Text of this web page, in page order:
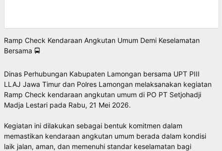
Ramp Check Kendaraan Angkutan Umum Demi Keselamatan
Bersama 🚍
Dinas Perhubungan Kabupaten Lamongan bersama UPT PIII
LLAJ Jawa Timur dan Polres Lamongan melaksanakan kegiatan
Ramp Check kendaraan angkutan umum di PO PT Setjohadji
Madja Lestari pada Rabu, 21 Mei 2026.
Kegiatan ini dilakukan sebagai bentuk komitmen dalam
memastikan kendaraan angkutan umum berada dalam kondisi
laik jalan, aman, dan memenuhi standar keselamatan bagi